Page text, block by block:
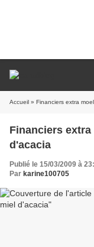
Accueil » Financiers extra
Financiers
d'acacia
Publié le 15/03/2009 à
Par karine100705